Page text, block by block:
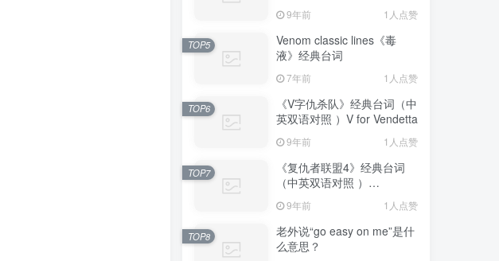
9年前 1人点赞
Venom classic lines《毒
液》经典台词
7年前 1人点赞
TOP5
《V字仇杀队》经典台词（中
英双语对照 ）V for Vendetta
9年前 1人点赞
TOP6
《复仇者联盟4》经典台词
（中英双语对照 ）
Avengers: Endgame
9年前 1人点赞
TOP7
老外说“go easy on me”是什
么意思？
TOP8